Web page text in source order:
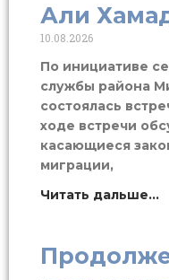
Али
10.08.2026
По инициативе
службы района
состоялась
ходе встречи
касающиеся
миграции,
Читать дальше...